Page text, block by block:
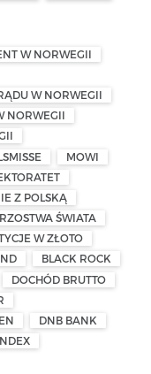
W NORWEGII
W NORWEGII
NORWEGII
MOWI
Z POLSKĄ
ŚWIATA
W ZŁOTO
BLACK ROCK
DOCHÓD BRUTTO
DNB BANK